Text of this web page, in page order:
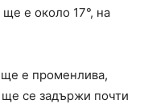
е около 17°, на
е променлива,
ще се задържи почти